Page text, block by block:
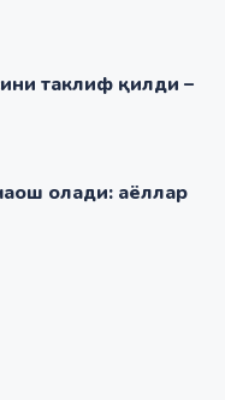
таклиф қилди –
олади: аёллар